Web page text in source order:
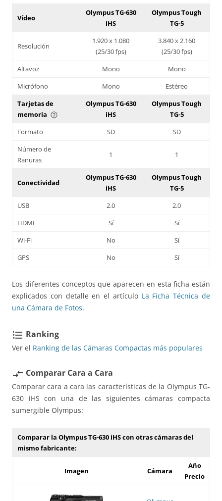
Vídeo
Olympus TG-630
iHS
Olympus Tough
TG-5
Resolución
1.920 x 1.080
(25/30 fps)
3.840 x 2.160
(25/30 fps)
Altavoz
Mono
Mono
Micrófono
Mono
Estéreo
Tarjetas de
memoria help_outline
Olympus TG-630
iHS
Olympus Tough
TG-5
Formato
SD
SD
Número de
Ranuras
1 1
Conectividad
Olympus TG-630
iHS
Olympus Tough
TG-5
USB
2.0
2.0
HDMI
Sí
Sí
Wi-Fi
No
Sí
GPS
No Sí
Los diferentes conceptos que aparecen en esta ficha están
explicados con detalle en el artículo La Ficha Técnica de
una Cámara de Fotos.
format_list_numbered Ranking
Ver el Ranking de las Cámaras Compactas más populares
compare_arrows Comparar Cara a Cara
Comparar cara a cara las características de la Olympus TG-
630 iHS con una de las siguientes cámaras compacta
sumergible Olympus:
Comparar la Olympus TG-630 iHS con otras cámaras del
mismo fabricante:
Imagen Cámara
Año
Precio